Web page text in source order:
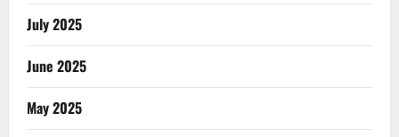
July 2025
June 2025
May 2025